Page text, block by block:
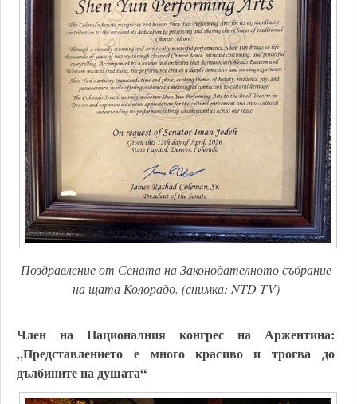
Поздравление от Сената на Законодателното събрание
на щата Колорадо. (снимка: NTD TV)
Член на Националния конгрес на Аржентина:
„Представлението е много красиво и трогва до
дълбините на душата“